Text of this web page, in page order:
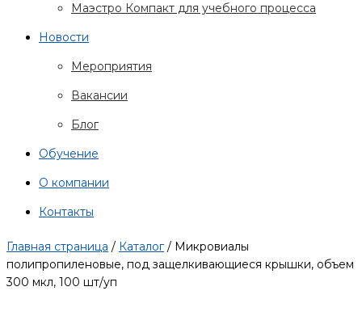
Маэстро Компакт для учебного процесса
Новости
Мероприятия
Вакансии
Блог
Обучение
О компании
Контакты
Главная страница / Каталог/ Микровиалы
полипропиленовые, под защелкивающиеся крышки, объем
300 мкл, 100 шт/уп